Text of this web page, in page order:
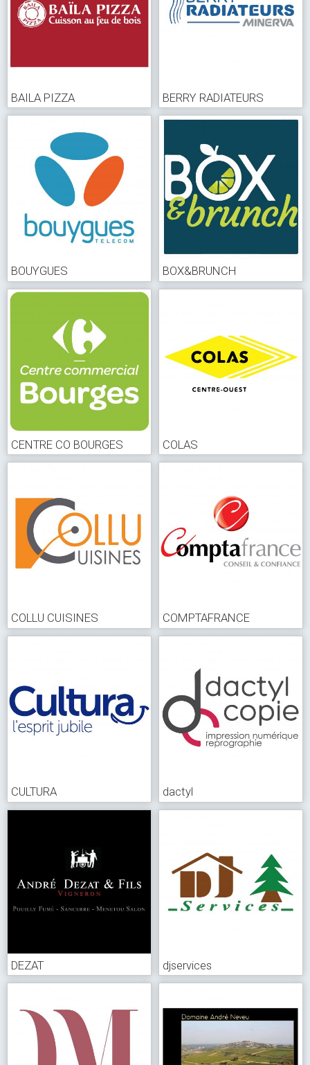
BAILA PIZZA BERRY RADIATEURS
BOUYGUES BOX&BRUNCH
CENTRE CO BOURGES COLAS
COLLU CUISINES COMPTAFRANCE
CULTURA dactyl
DEZAT djservices